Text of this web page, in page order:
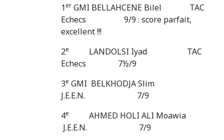
1er GMI BELLAHCENE Bilel TAC
Echecs 9/9 : score parfait,
excellent !!!
2e
LANDOLSI Iyad TAC
Echecs 7½/9
3e GMI BELKHODJA Slim
J.E.E.N. 7/9
4e
AHMED HOLI ALI Moawia
J.E.E.N. 7/9